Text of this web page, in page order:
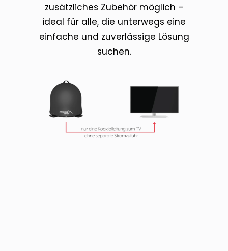
zusätzliches Zubehör möglich –
ideal für alle, die unterwegs eine
einfache und zuverlässige Lösung
suchen.